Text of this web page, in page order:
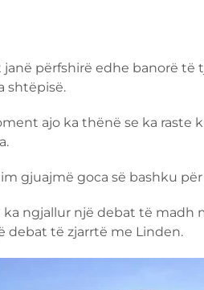
janë përfshirë edhe banorë
shtëpisë.
ajo ka thënë se ka raste
gjuajmë goca së bashku për
ka ngjallur një debat të madh
debat të zjarrtë me Linden.